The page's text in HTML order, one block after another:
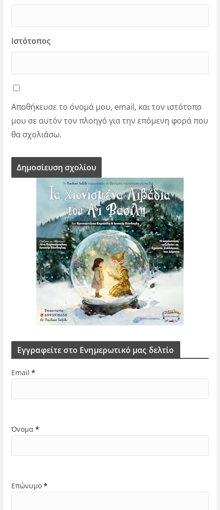
Ιστότοπος
Αποθήκευσε το όνομά μου, email, και τον ιστότοπο
μου σε αυτόν τον πλοηγό για την επόμενη φορά που
θα σχολιάσω.
Εγγραφείτε στο Ενημερωτικό μας δελτίο
Email *
Όνομα *
Επώνυμο *